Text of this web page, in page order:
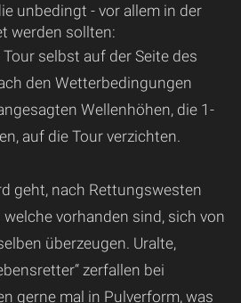
unbedingt - vor allem in der
werden sollten:
selbst auf der Seite des
den Wetterbedingungen
Wellenhöhen, die 1-
auf die Tour verzichten.
geht, nach Rettungswesten
vorhanden sind, sich von
überzeugen. Uralte,
zerfallen bei
gerne mal in Pulverform, was